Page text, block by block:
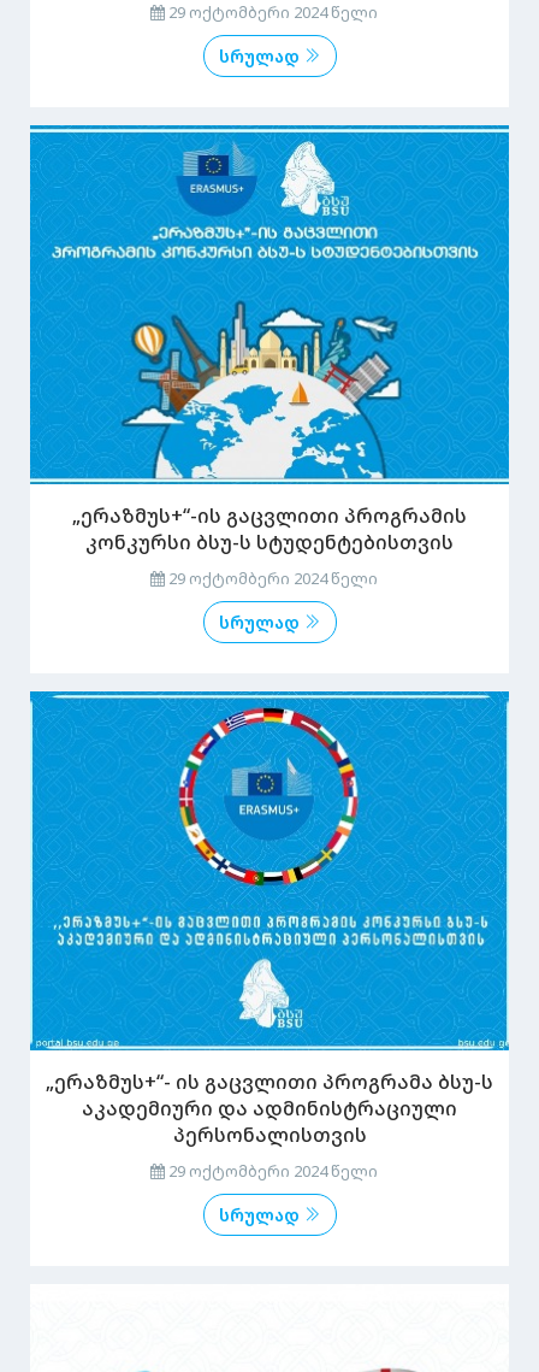
29 ოქტომბერი 2024 წელი
სრულად
„ერაზმუს+“-ის გაცვლითი პროგრამის
კონკურსი ბსუ-ს სტუდენტებისთვის
29 ოქტომბერი 2024 წელი
სრულად
„ერაზმუს+“- ის გაცვლითი პროგრამა ბსუ-ს
აკადემიური და ადმინისტრაციული
პერსონალისთვის
29 ოქტომბერი 2024 წელი
სრულად